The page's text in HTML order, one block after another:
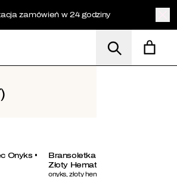
zamówień w 24 godziny
Onyks •
Bransoletka Różaniec Onyks •
Złoty Hematyt
onyks, złoty hematyt